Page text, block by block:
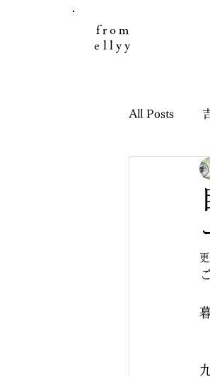
from
ellyy
All Posts
日々のこと
干支九星